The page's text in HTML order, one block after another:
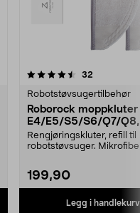
32
Robotstøvsugertilbehør
Roborock
E4/E5/S5/S6/Q7/
pakning
Rengjøringskluter, refill til
robotstøvsuger.
199,90
Legg i handlekurv
4.5av 5 stjerner